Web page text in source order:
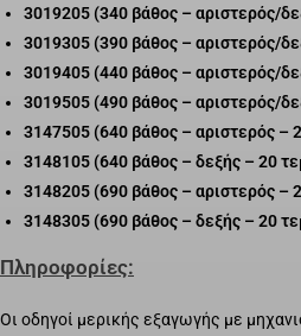
3019205 (340 βάθος – αριστερός/
3019305 (390 βάθος – αριστερός/
3019405 (440 βάθος – αριστερός/
3019505 (490 βάθος – αριστερός/
3147505 (640 βάθος – αριστερός –
3148105 (640 βάθος – δεξής – 20
3148205 (690 βάθος – αριστερός –
3148305 (690 βάθος – δεξής – 20
Πληροφορίες:
Οι οδηγοί μερικής εξαγωγής με